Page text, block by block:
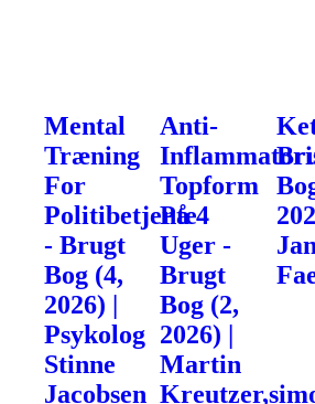
Mental
Træning
For
Politibetjente
- Brugt
Bog (4,
2026) |
Psykolog
Stinne
Jacobsen
Anti-
Topform
På 4
Uger -
Brugt
Bog (2,
2026) |
Martin